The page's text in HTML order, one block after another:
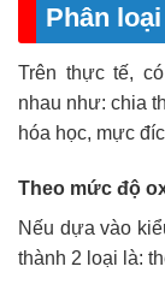
Phân
Trên thực tế,
nhau như: chia
hóa học, mực
Theo mức độ
Nếu dựa vào
thành 2 loại là: